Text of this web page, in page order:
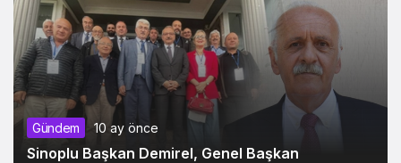
Gündem 10 ay önce
Sinoplu Başkan Demirel, Genel Başkan